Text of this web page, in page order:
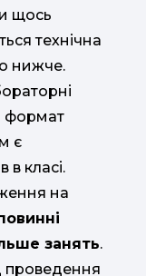
щось
технічна
нижче.
формат
є
в класі.
на
занять.
проведення